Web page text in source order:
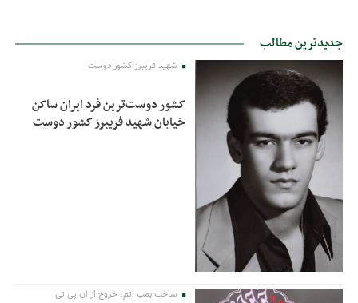
جدیدترین مطالب
شهید فریبرز کشور دوست
کشور دوست‌ترین فرد ایران ساکن
خیابان شهید فریبرز کشور دوست
ساخت بمب اتم، خروج از ان پی تی